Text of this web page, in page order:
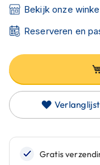
r
b
o
n
h
m
Bekijk onze
Reserveren en
Verlanglijst